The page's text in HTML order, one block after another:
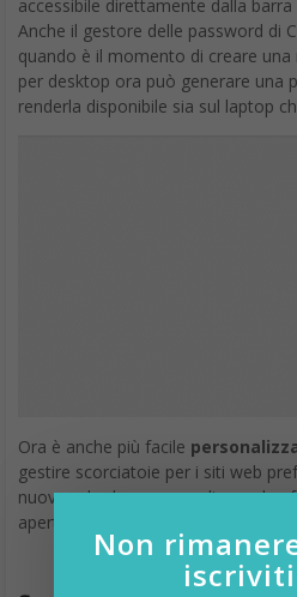
accessibile direttamente dalla
Anche il gestore delle password di
quando è il momento di creare
per desktop ora può generare una
renderla disponibile sia sul laptop
Ora è anche più facile
gestire scorciatoie per i siti web
nuova scheda e personalizzare lo
aperta con l’immagine preferita.
Non